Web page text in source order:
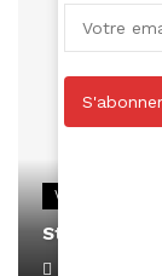
VIDEOS
Stacy passe
S'abonner